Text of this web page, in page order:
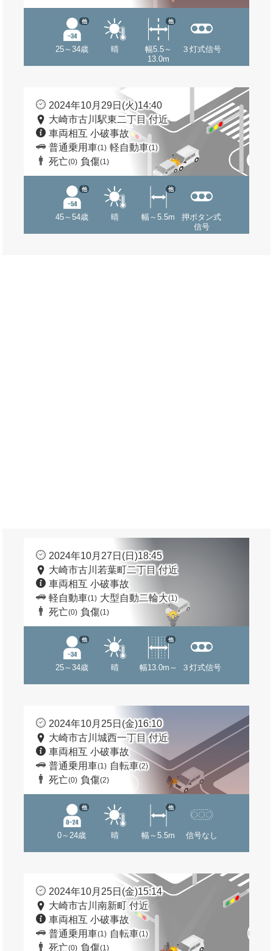
25～34歳
他
晴
幅5.5～
13.0m
他
３灯式信号
2024年10月29日(火)14:40
大崎市古川駅東二丁目 付近
車両相互 小破事故
普通乗用車(1) 軽自動車(1)
死亡(0) 負傷(1)
45～54歳
他
晴 幅～5.5m
他
押ボタン式
信号
2024年10月27日(日)18:45
大崎市古川若葉町二丁目 付近
車両相互 小破事故
軽自動車(1) 大型自動二輪大(1)
死亡(0) 負傷(1)
25～34歳
他
晴 幅13.0m～
他
３灯式信号
2024年10月25日(金)16:10
大崎市古川城西一丁目 付近
車両相互 小破事故
普通乗用車(1) 自転車(2)
死亡(0) 負傷(2)
0～24歳
他
晴 幅～5.5m
他
信号なし
2024年10月25日(金)15:14
大崎市古川南新町 付近
車両相互 小破事故
普通乗用車(1) 自転車(1)
死亡(0) 負傷(1)